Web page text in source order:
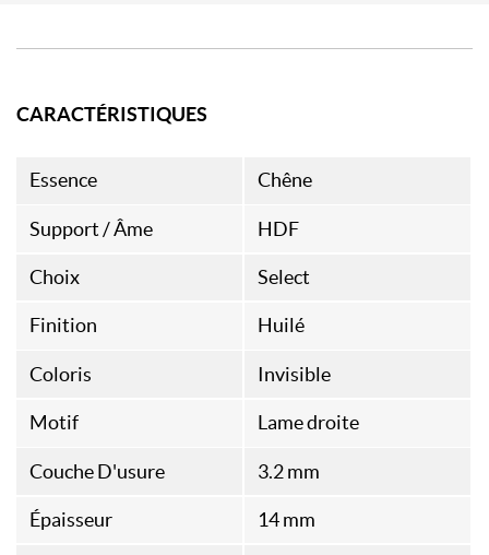
CARACTÉRISTIQUES
Essence Chêne
Support / Âme HDF
Choix Select
Finition Huilé
Coloris Invisible
Motif Lame droite
Couche D'usure 3.2 mm
Épaisseur 14 mm